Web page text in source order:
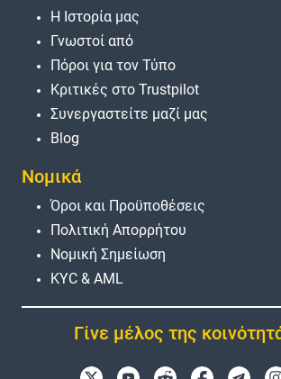
Η Ιστορία μας
Γνωστοί από
Πόροι για τον Τύπο
Κριτικές στο Trustpilot
Συνεργαστείτε μαζί μας
Blog
Νομικά
Όροι και Προϋποθέσεις
Πολιτική Απορρήτου
Νομική Σημείωση
KYC & AML
Γίνε μέλος της